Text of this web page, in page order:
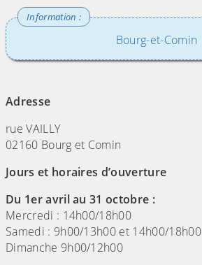
Bourg-et-Comin
Adresse
rue VAILLY
02160 Bourg et Comin
Jours et horaires d’ouverture
Du 1er avril au 31 octobre :
Mercredi : 14h00/18h00
Samedi : 9h00/13h00 et 14h00/18h00
Dimanche 9h00/12h00